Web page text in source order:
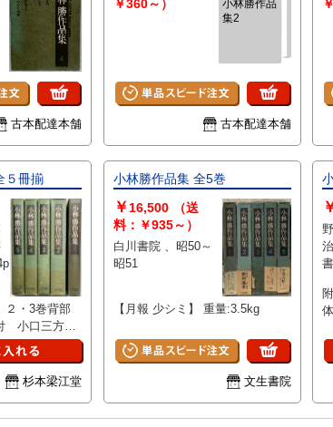
古本配達本舗
小林勝作品
集2
￥360～）
古本配達本舗
冊揃
２・3巻背部
小口三方少
杉本梁江堂
小林勝作品集 全5巻
￥ 16,500
（送
料：￥935～）
白川書院 、昭50～
昭51
【月報 少シミ】 重量:3.5kg
文生書院
治